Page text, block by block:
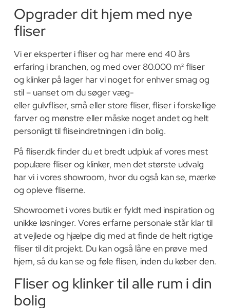
Opgrader dit hjem med nye
fliser
Vi er eksperter i fliser og har mere end 40 års
erfaring i branchen, og med over 80.000 m² fliser
og klinker på lager har vi noget for enhver smag og
stil – uanset om du søger væg-
eller gulvfliser, små eller store fliser, fliser i forskellige
farver og mønstre eller måske noget andet og helt
personligt til fliseindretningen i din bolig.
På fliser.dk finder du et bredt udpluk af vores mest
populære fliser og klinker, men det største udvalg
har vi i vores showroom, hvor du også kan se, mærke
og opleve fliserne.
Showroomet i vores butik er fyldt med inspiration og
unikke løsninger. Vores erfarne personale står klar til
at vejlede og hjælpe dig med at finde de helt rigtige
fliser til dit projekt. Du kan også låne en prøve med
hjem, så du kan se og føle flisen, inden du køber den.
Fliser og klinker til alle rum i din
bolig